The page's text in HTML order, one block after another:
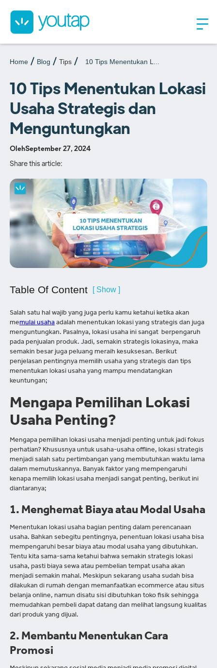
Home Blog Tips 10 Tips Menentukan L...
10 Tips Menentukan Lokasi
Usaha Strategis dan
Menguntungkan
OlehSeptember 27, 2024
Share this article:
Table Of Content [ Show ]
Salah satu hal wajib yang juga perlu kamu ketahui ketika akan
memulai usaha adalah menentukan lokasi yang strategis dan juga
menguntungkan. Pasalnya, lokasi usaha ini sangat berpengaruh
pada penjualan produk. Jadi, semakin strategis lokasinya, maka
semakin besar juga peluang meraih kesuksesan. Berikut
penjelasan pentingnya memilih usaha yang strategis dan tips
menentukan lokasi usaha yang mampu mendatangkan
keuntungan;
Mengapa Pemilihan Lokasi
Usaha Penting?
Mengapa pemilihan lokasi usaha menjadi penting untuk jadi fokus
perhatian? Khususnya untuk usaha-usaha offline, lokasi strategis
menjadi salah satu pertimbangan yang membutuhkan waktu lama
dalam memutuskannya. Banyak faktor yang mempengaruhi
kenapa memilih lokasi usaha menjadi sangat penting, berikut ini
diantaranya;
1. Menghemat Biaya atau Modal Usaha
Menentukan lokasi usaha bagian penting dalam perencanaan
usaha. Bahkan sebegitu pentingnya, penentuan lokasi usaha bisa
mempengaruhi besar biaya atau modal usaha yang dibutuhkan.
Tentu kita sama-sama ketahui bahwa semakin strategis lokasi
usaha, pasti biaya sewa atau pembelian tempat usaha akan
menjadi semakin mahal. Meskipun sekarang usaha sudah bisa
dilakukan di rumah dengan memanfaatkan ecommerce atau situs
belanja online, namun disatu sisi dibutuhkan toko fisik sehingga
memudahkan pembeli dapat datang dan melihat langsung kualitas
dari produk yang dijual.
2. Membantu Menentukan Cara
Promosi